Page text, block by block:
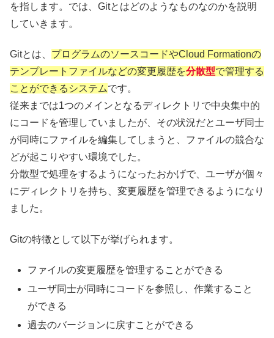
を指します。では、Gitとはどのようなものなのかを説明
していきます。
Gitとは、 プログラムのソースコードやCloud Formationの
テンプレートファイルなどの変更履歴を分散型で管理する
ことができるシステムです。
従来までは1つのメインとなるディレクトリで中央集中的
にコードを管理していましたが、その状況だとユーザ同士
が同時にファイルを編集してしまうと、ファイルの競合な
どが起こりやすい環境でした。
分散型で処理をするようになったおかげで、ユーザが個々
にディレクトリを持ち、変更履歴を管理できるようになり
ました。
Gitの特徴として以下が挙げられます。
ファイルの変更履歴を管理することができる
ユーザ同士が同時にコードを参照し、作業すること
ができる
過去のバージョンに戻すことができる